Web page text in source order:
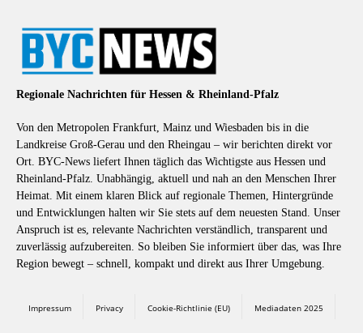
Regionale Nachrichten für Hessen & Rheinland-Pfalz
Von den Metropolen Frankfurt, Mainz und Wiesbaden bis in die
Landkreise Groß-Gerau und den Rheingau – wir berichten direkt vor
Ort. BYC-News liefert Ihnen täglich das Wichtigste aus Hessen und
Rheinland-Pfalz. Unabhängig, aktuell und nah an den Menschen Ihrer
Heimat. Mit einem klaren Blick auf regionale Themen, Hintergründe
und Entwicklungen halten wir Sie stets auf dem neuesten Stand. Unser
Anspruch ist es, relevante Nachrichten verständlich, transparent und
zuverlässig aufzubereiten. So bleiben Sie informiert über das, was Ihre
Region bewegt – schnell, kompakt und direkt aus Ihrer Umgebung.
Impressum Privacy Cookie-Richtlinie (EU) Mediadaten 2025